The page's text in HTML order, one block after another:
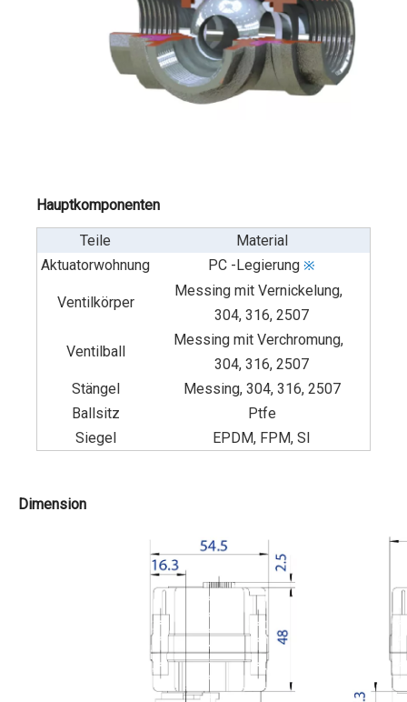
Hauptkomponenten
Teile
Material
Aktuatorwohnung
PC -Legierung ※
Ventilkörper
Messing mit Vernickelung,
304, 316, 2507
Ventilball
Messing mit Verchromung,
304, 316, 2507
Stängel
Messing, 304, 316, 2507
Ballsitz
Ptfe
Siegel
EPDM, FPM, SI
Dimension